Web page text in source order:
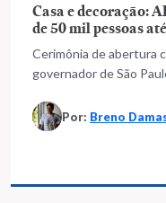
Casa e decoração:
de 50 mil pessoas
Cerimônia de abertura
governador de São
Por: Breno